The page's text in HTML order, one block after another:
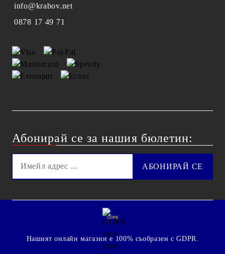
info@krabov.net
0878 17 49 71
Абонирай се за нашия бюлетин:
GDPR
Нашият онлайн магазин е 100% съобразен с GDPR.